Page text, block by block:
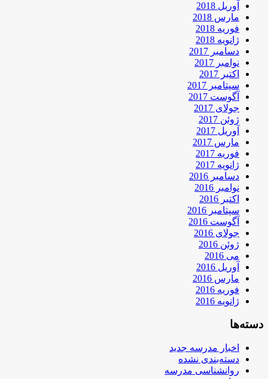
آوریل 2018
مارس 2018
فوریه 2018
ژانویه 2018
دسامبر 2017
نوامبر 2017
اکتبر 2017
سپتامبر 2017
آگوست 2017
جولای 2017
ژوئن 2017
آوریل 2017
مارس 2017
فوریه 2017
ژانویه 2017
دسامبر 2016
نوامبر 2016
اکتبر 2016
سپتامبر 2016
آگوست 2016
جولای 2016
ژوئن 2016
می 2016
آوریل 2016
مارس 2016
فوریه 2016
ژانویه 2016
دسته‌ها
اخبار مدرسه جدید
دسته‌بندی نشده
روانشناسی مدرسه